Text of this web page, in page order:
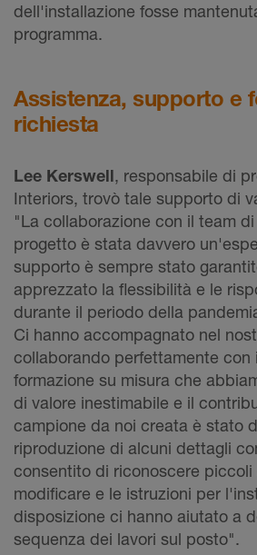
dell'installazione fosse
programma.
Assistenza, supporto e
richiesta
Lee Kerswell, responsabile di
Interiors, trovò tale supporto di
"La collaborazione con il team
progetto è stata davvero
supporto è sempre stato
apprezzato la flessibilità e le
durante il periodo della
Ci hanno accompagnato nel
collaborando perfettamente con
formazione su misura che
di valore inestimabile e il
campione da noi creata è stato
riproduzione di alcuni dettagli
consentito di riconoscere
modificare e le istruzioni per
disposizione ci hanno aiutato a
sequenza dei lavori sul posto".